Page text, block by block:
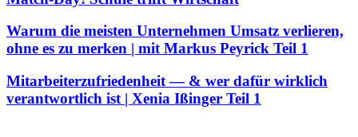
Warum die meisten Unternehmen Umsatz verlieren,
ohne es zu merken | mit Markus Peyrick Teil 1
Mitarbeiterzufriedenheit — & wer dafür wirklich
verantwortlich ist | Xenia Ißinger Teil 1